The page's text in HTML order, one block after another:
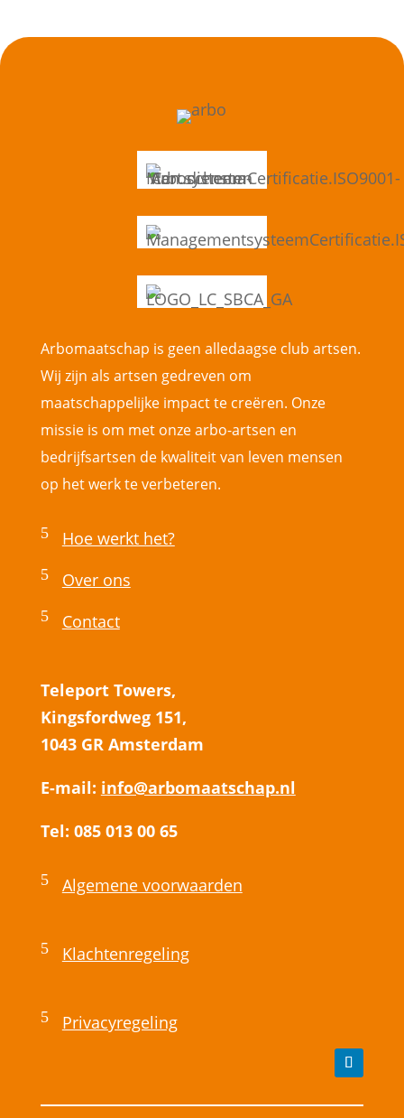
Arbomaatschap is geen alledaagse club artsen.
Wij zijn als artsen gedreven om
maatschappelijke impact te creëren. Onze
missie is om met onze arbo-artsen en
bedrijfsartsen de kwaliteit van leven mensen
op het werk te verbeteren.
5 Hoe werkt het?
5 Over ons
5 Contact
Teleport Towers,
Kingsfordweg 151,
1043 GR Amsterdam
E-mail: info@arbomaatschap.nl
Tel: 085 013 00 65
5 Algemene voorwaarden
5 Klachtenregeling
5 Privacyregeling